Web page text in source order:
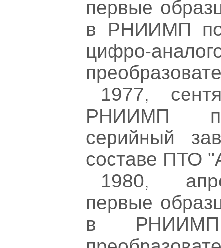
первые
в РНИИМП
цифро-
1977,
РНИИМП
серийный
составе ПТО
1980,
первые
в РНИИМП